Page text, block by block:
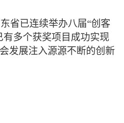
省已连续举办八届“创客
有多个获奖项目成功实现
发展注入源源不断的创新